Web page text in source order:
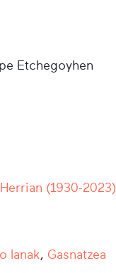
Etchegoyhen
(1930-2023)
lanak, Gasnatzea